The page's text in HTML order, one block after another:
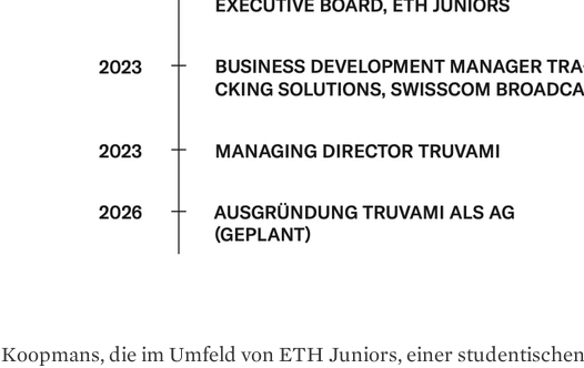
Koopmans, die im Umfeld von ETH Juniors, einer studentischen